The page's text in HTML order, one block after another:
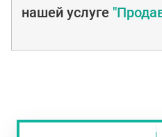
нашей услуге